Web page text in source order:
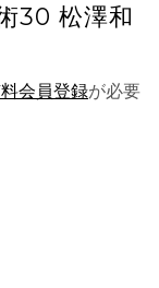
30 松澤和
会員登録が必要